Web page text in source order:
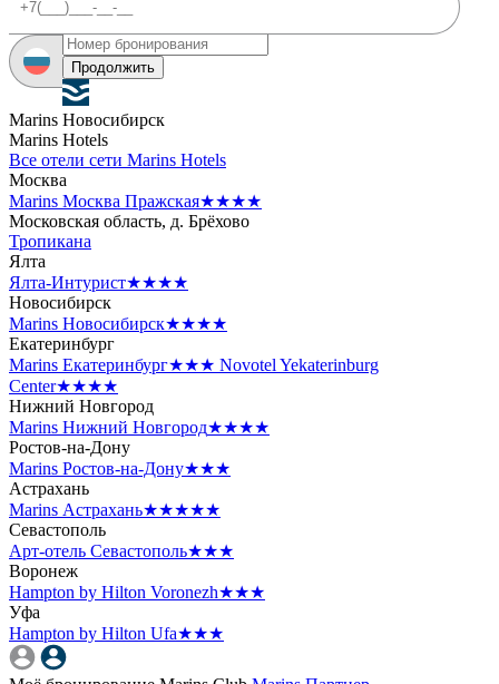
Продолжить
Marins Новосибирск
Marins Hotels
Все отели сети Marins Hotels
Москва
Marins Москва Пражская★★★★
Московская область, д. Брёхово
Тропикана
Ялта
Ялта-Интурист★★★★
Новосибирск
Marins Новосибирск★★★★
Екатеринбург
Marins Екатеринбург★★★ Novotel Yekaterinburg
Center★★★★
Нижний Новгород
Marins Нижний Новгород★★★★
Ростов-на-Дону
Marins Ростов-на-Дону★★★
Астрахань
Marins Астрахань★★★★★
Севастополь
Арт-отель Севастополь★★★
Воронеж
Hampton by Hilton Voronezh★★★
Уфа
Hampton by Hilton Ufa★★★